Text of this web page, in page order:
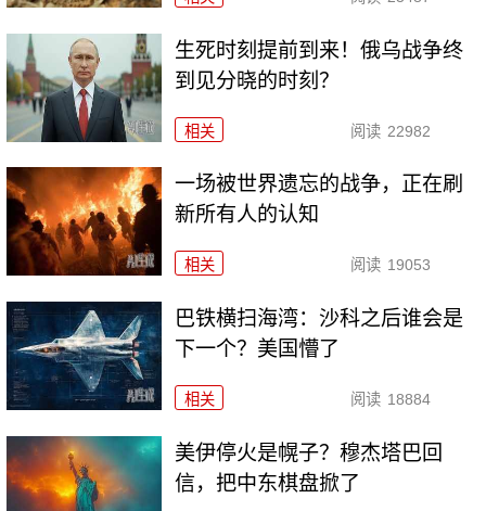
生死时刻提前到来！俄乌战争终
到见分晓的时刻？
相关 阅读 22982
一场被世界遗忘的战争，正在刷
新所有人的认知
相关 阅读 19053
巴铁横扫海湾：沙科之后谁会是
下一个？美国懵了
相关 阅读 18884
美伊停火是幌子？穆杰塔巴回
信，把中东棋盘掀了